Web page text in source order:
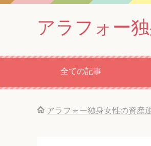
アラフォー
全ての記事
アラフォー独身女性の資産